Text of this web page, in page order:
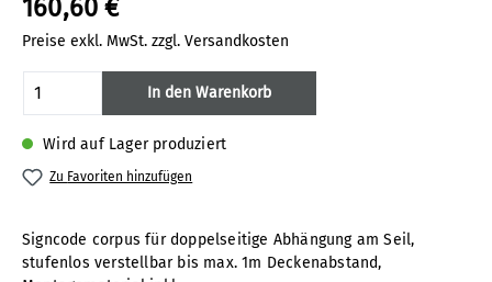
160,60 €
Preise exkl. MwSt. zzgl. Versandkosten
Wird auf Lager produziert
Produkt Anzahl: Gib den gewünschten
In den Warenkorb
Zu Favoriten hinzufügen
Signcode corpus für doppelseitige Abhängung am Seil,
stufenlos verstellbar bis max. 1m Deckenabstand,